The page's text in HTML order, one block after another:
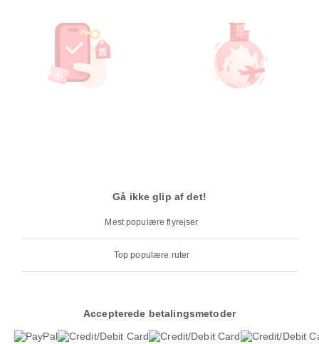
Gå ikke glip af det!
Mest populære flyrejser
Top populære ruter
Accepterede betalingsmetoder